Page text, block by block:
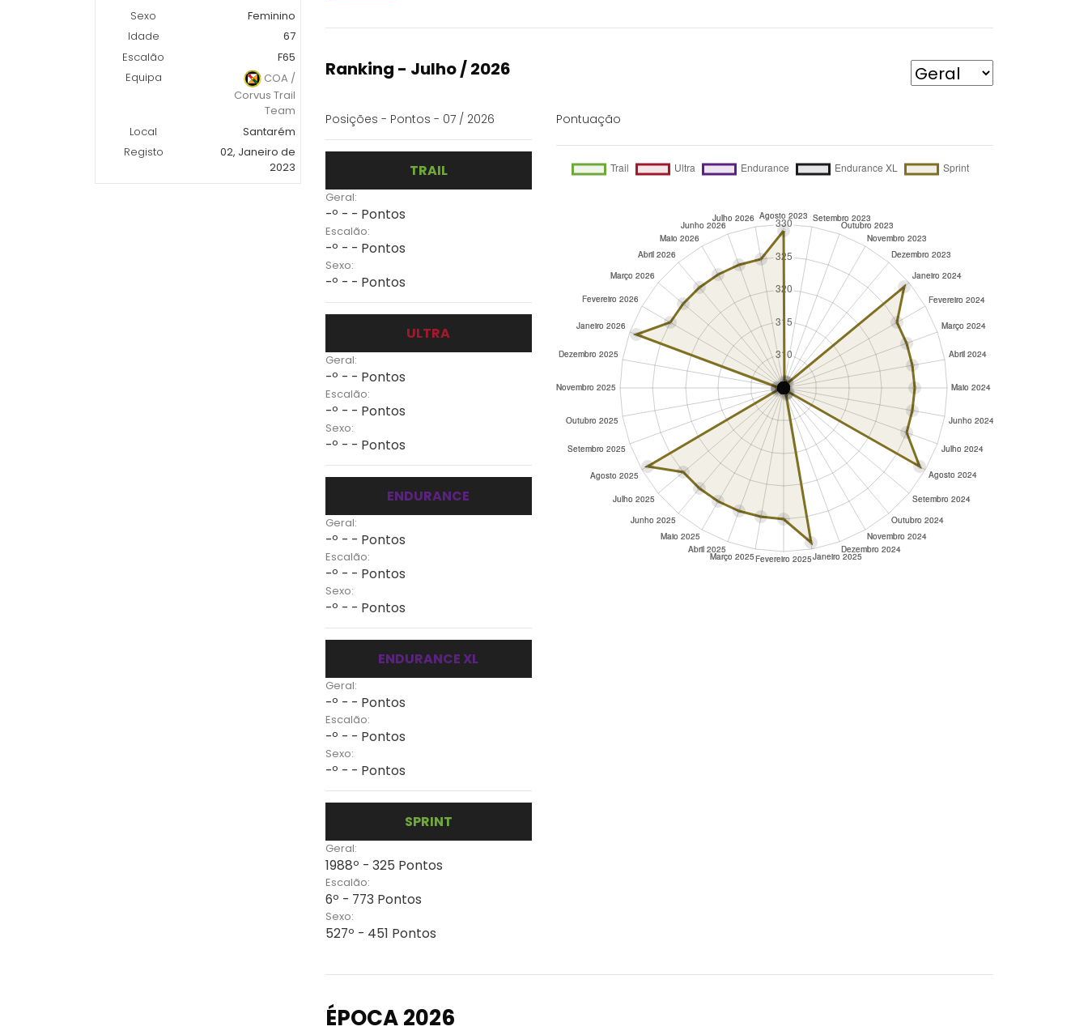
Sexo
Feminino
Idade
67
Escalão
F65
Equipa
COA /
Corvus Trail
Team
Local
Santarém
Registo
02, Janeiro de
2023
Ranking - Julho / 2026
Posições - Pontos - 07 / 2026
TRAIL
Geral:
-º - - Pontos
Escalão:
-º - - Pontos
Sexo:
-º - - Pontos
ULTRA
Geral:
-º - - Pontos
Escalão:
-º - - Pontos
Sexo:
-º - - Pontos
ENDURANCE
Geral:
-º - - Pontos
Escalão:
-º - - Pontos
Sexo:
-º - - Pontos
ENDURANCE XL
Geral:
-º - - Pontos
Escalão:
-º - - Pontos
Sexo:
-º - - Pontos
SPRINT
Geral:
1988º - 325 Pontos
Escalão:
6º - 773 Pontos
Sexo:
527º - 451 Pontos
Pontuação
ÉPOCA 2026